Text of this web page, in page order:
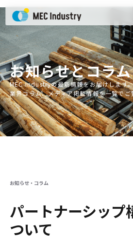
お知らせとコラム
MEC Industryの最新情報をお届けします
業界コラム、メディア掲載情報を一覧で
お知らせ・コラム
パートナーシップ
ついて